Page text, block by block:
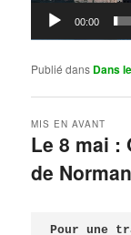
00:00
Publié dans Dans
Le 8 mai :
de
MIS EN AVANT
Pour une